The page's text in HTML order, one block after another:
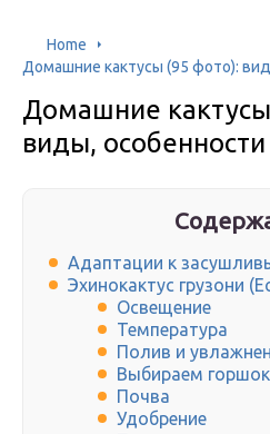
Home
Домашние кактусы (95 фото):
Домашние
виды, особенности
Адаптации к
Эхинокактус грузони
Освещение
Температура
Полив и
Выбираем горшок
Почва
Удобрение